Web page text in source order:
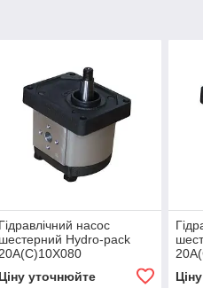
Гідравлічний насос
шестерний Hydro-pack
Ціну уточнюйте